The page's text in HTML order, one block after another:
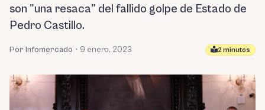
son "una resaca" del fallido golpe de Estado de
Pedro Castillo.
Por Infomercado • 9 enero, 2023 2 minutos